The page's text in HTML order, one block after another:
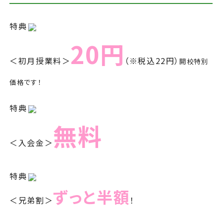
特典
＜初月授業料＞ 20円 （※税込22円） 開校特別
価格です！
特典
＜入会金＞無料
特典
＜兄弟割＞ずっと半額 ！